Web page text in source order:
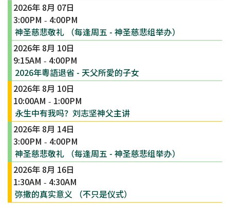
2026年 8月 07日
3:00PM - 4:00PM
神圣慈悲敬礼 （每逢周五 - 神圣慈悲组举办）
2026年 8月 10日
9:15AM - 4:00PM
2026年粵語退省 - 天父所愛的子女
2026年 8月 10日
10:00AM - 1:00PM
永生中有我吗？刘志坚神父主讲
2026年 8月 14日
3:00PM - 4:00PM
神圣慈悲敬礼 （每逢周五 - 神圣慈悲组举办）
2026年 8月 16日
1:30AM - 4:30AM
弥撒的真实意义 （不只是仪式）